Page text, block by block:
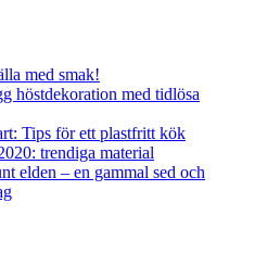
med smak!
höstdekoration med tidlösa
Tips för ett plastfritt kök
trendiga material
elden – en gammal sed och